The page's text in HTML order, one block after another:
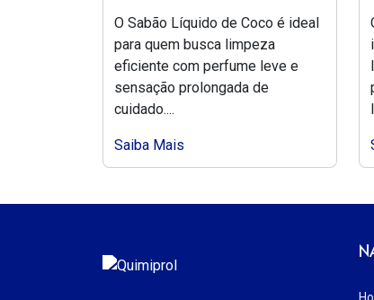
O Sabão Líquido de Coco é ideal
para quem busca limpeza
eficiente com perfume leve e
sensação prolongada de
cuidado....
Saiba Mais